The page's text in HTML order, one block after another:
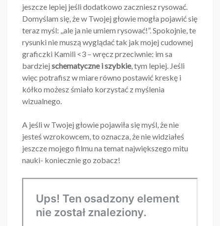
jeszcze lepiej jeśli dodatkowo zaczniesz rysować.
Domyślam się, że w Twojej głowie mogła pojawić się
teraz myśl: ,,ale ja nie umiem rysować!”. Spokojnie, te
rysunki nie muszą wyglądać tak jak mojej cudownej
graficzki Kamili <3 – wręcz przeciwnie: im sa
bardziej schematyczne i szybkie, tym lepiej. Jeśli
więc potrafisz w miare równo postawić kreskę i
kółko możesz śmiało korzystać z myślenia
wizualnego.
A jeśli w Twojej głowie pojawiła się myśl, że nie
jesteś wzrokowcem, to oznacza, że nie widziałeś
jeszcze mojego filmu na temat największego mitu
nauki- koniecznie go zobacz!